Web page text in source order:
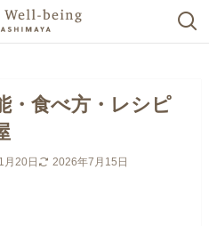
・食べ方・レシピ
月20日
2026年7月15日